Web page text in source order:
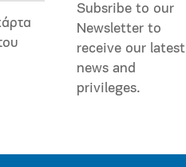
Subsribe to our
Newsletter to
receive our latest
news and
privileges.